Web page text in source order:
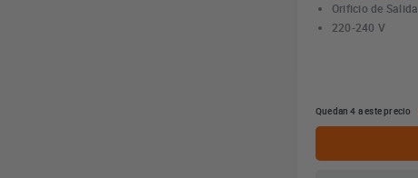
Orificio de Salida
220-240 V
Quedan 4 a este precio